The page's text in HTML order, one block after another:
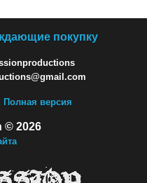
покупку
Полная версия
© 2026